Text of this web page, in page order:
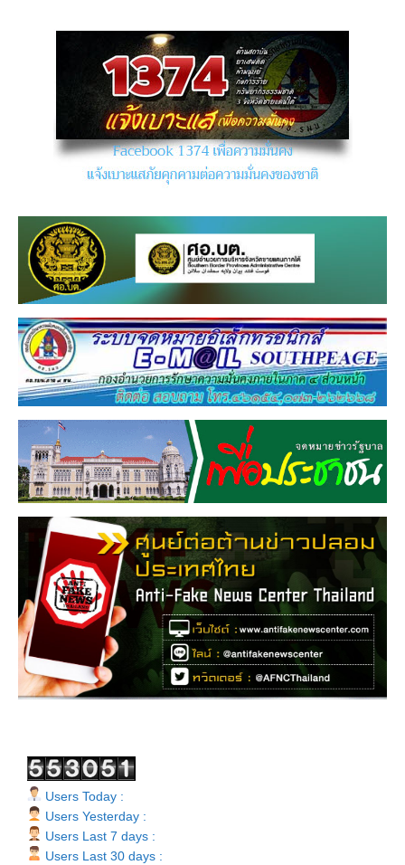
Users Today :
Users Yesterday :
Users Last 7 days :
Users Last 30 days :